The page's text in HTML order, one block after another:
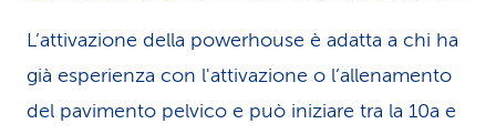
L’attivazione della powerhouse è adatta a chi ha
già esperienza con l'attivazione o l’allenamento
del pavimento pelvico e può iniziare tra la 10a e